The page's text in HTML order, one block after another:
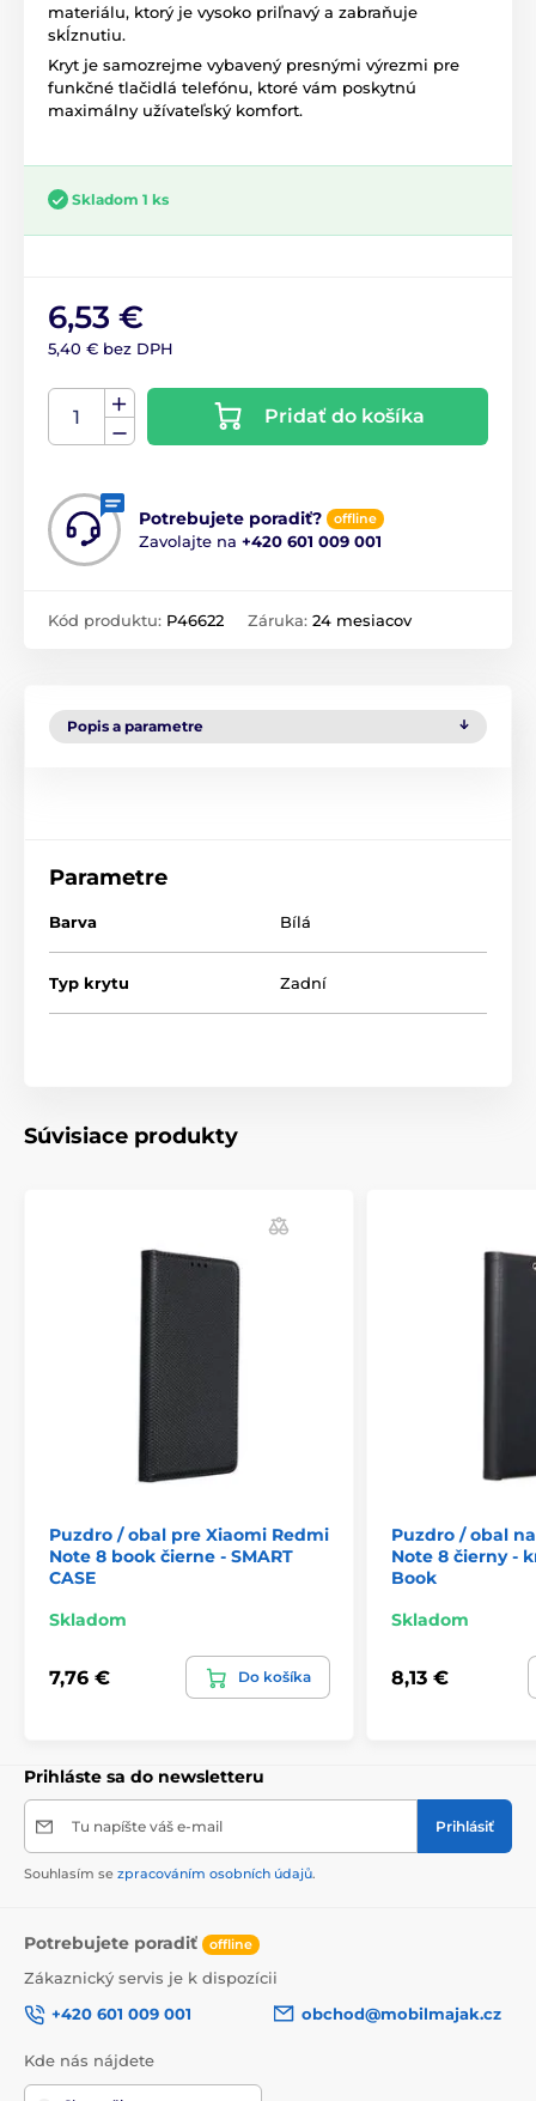
materiálu, ktorý je vysoko priľnavý a zabraňuje
skĺznutiu.
Kryt je samozrejme vybavený presnými výrezmi pre
funkčné tlačidlá telefónu, ktoré vám poskytnú
maximálny užívateľský komfort.
Skladom 1 ks
6,53 €
5,40 € bez DPH
Pridať do košíka
Potrebujete poradiť? offline
Zavolajte na +420 601 009 001
Kód produktu: P46622 Záruka: 24 mesiacov
Popis a parametre
Parametre
Barva Bílá
Typ krytu Zadní
Súvisiace produkty
Puzdro / obal pre Xiaomi Redmi
Note 8 book čierne - SMART
CASE
Skladom
7,76 € Do košíka
Puzdro / obal
Note 8 čierny -
Book
Skladom
8,13 €
Prihláste sa do newsletteru
Tu napíšte váš e-mail Prihlásiť
Souhlasím se zpracováním osobních údajů.
Potrebujete poradiť offline
Zákaznický servis je k dispozícii
+420 601 009 001
obchod@mobilmajak.cz
Kde nás nájdete